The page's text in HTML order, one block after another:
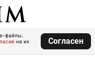
файлы.
на их
Согласен